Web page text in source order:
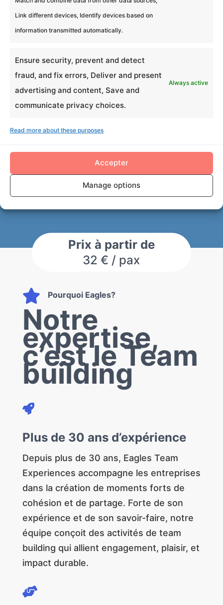
Link different devices, Identify devices based on
information transmitted automatically.
Ensure security, prevent and detect
fraud, and fix errors, Deliver and present
advertising and content, Save and
communicate privacy choices.
Always active
Read more about these purposes
Accepter
Manage options
d’activité
10 000
participants maximum
339
expériences réussies
Prix à partir de
32 € / pax
 Pourquoi Eagles?
Notre
expertise,
c’est le Team
building

Plus de 30 ans d’expérience
Depuis plus de 30 ans, Eagles Team
Experiences accompagne les entreprises
dans la création de moments forts de
cohésion et de partage. Forte de son
expérience et de son savoir-faire, notre
équipe conçoit des activités de team
building qui allient engagement, plaisir, et
impact durable.
